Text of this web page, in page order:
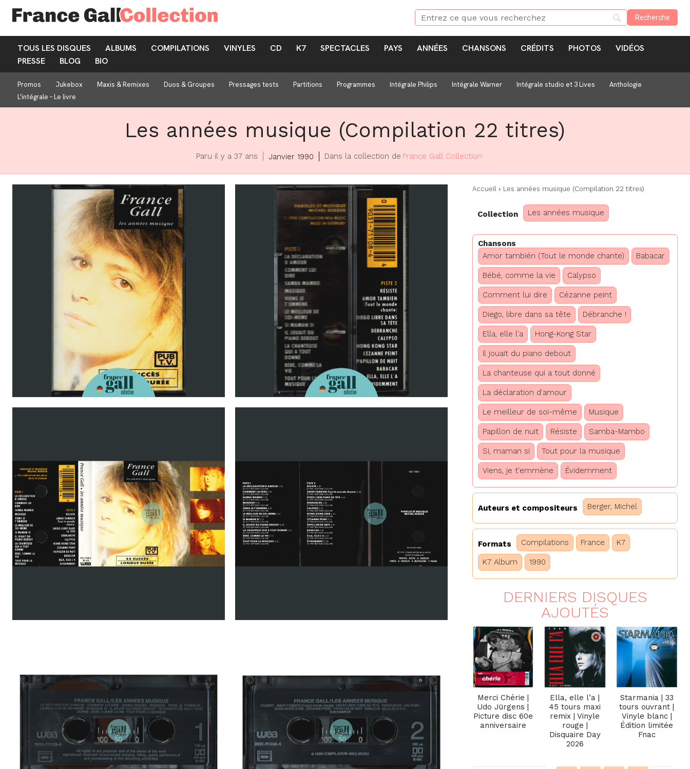
TOUS LES DISQUES ALBUMS COMPILATIONS VINYLES CD K7 SPECTACLES PAYS ANNÉES CHANSONS CRÉDITS PHOTOS
VIDÉOS
PRESSE
BLOG BIO
Promos Jukebox Maxis & Remixes Duos & Groupes Pressages tests Partitions Programmes Intégrale Philips Intégrale Warner Intégrale studio et 3 Lives
Anthologie
L’intégrale – Le livre
Les années musique (Compilation 22 titres)
Paru il y a 37 ans Janvier 1990 Dans la collection de France Gall Collection
Accueil Les années musique (Compilation 22 titres)
Collection Les années musique
Chansons
Amor también (Tout le monde chante)
Babacar
Bébé, comme la vie Calypso
Comment lui dire Cézanne peint
Diego, libre dans sa tête Débranche !
Ella, elle l'a Hong-Kong Star
Il jouait du piano debout
La chanteuse qui a tout donné
La déclaration d'amour
Le meilleur de soi-même Musique
Papillon de nuit Résiste Samba-Mambo
Si, maman si Tout pour la musique
Viens, je t'emmène Évidemment
Auteurs et compositeurs Berger, Michel
Formats Compilations France K7
K7 Album 1990
DERNIERS DISQUES
AJOUTÉS
Merci Chérie |
Udo Jürgens |
Picture disc 60e
anniversaire
Ella, elle l’a |
45 tours maxi
remix | Vinyle
rouge |
Disquaire Day
2026
Starmania | 33
tours ouvrant |
Vinyle blanc |
Édition limitée
Fnac